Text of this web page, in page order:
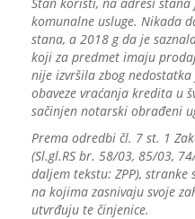
komunalne usluge. Nikada
stana, a 2018 g da je
koji za predmet imaju
nije izvršila zbog
obaveze vraćanja kredita u
sačinjen notarski obrađeni
Prema odredbi čl. 7 st. 1
(Sl.gl.RS br. 58/03, 85/03,
daljem tekstu: ZPP), stranke
na kojima zasnivaju svoje
utvrđuju te činjenice.